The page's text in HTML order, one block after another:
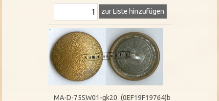
zur Liste hinzufügen
MA-D-75SW01-gk20_(0EF19F19764)b